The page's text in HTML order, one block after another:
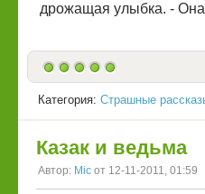
дрожащая улыбка. -
Категория: Страшные
Казак и ведьма
Автор: Mic от 12-11-2011, 01:59